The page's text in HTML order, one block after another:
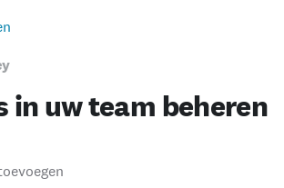
in uw team beheren